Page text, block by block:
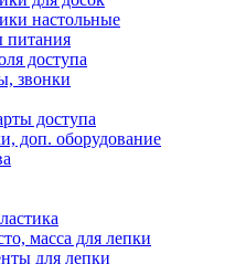
настольные
питания
доступа
звонки
доступа
доп. оборудование
масса для лепки
для лепки